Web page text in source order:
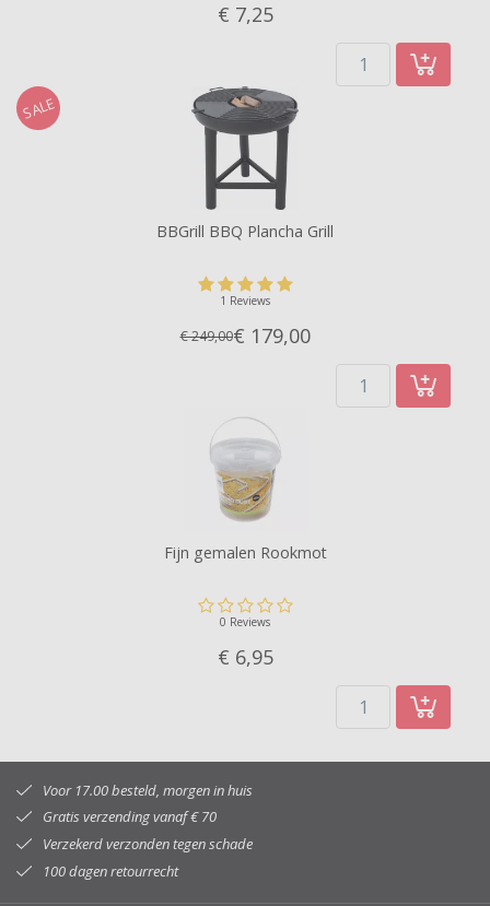
€ 7,25
SALE
BBGrill BBQ Plancha Grill
1 Reviews
€ 249,00€ 179,00
Fijn gemalen Rookmot
0 Reviews
€ 6,95
Voor 17.00 besteld, morgen in huis
Gratis verzending vanaf € 70
Verzekerd verzonden tegen schade
100 dagen retourrecht